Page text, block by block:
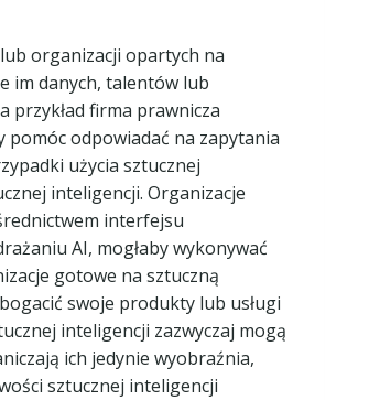
organizacji opartych na
im danych, talentów lub
przykład firma prawnicza
odpowiadać na zapytania
użycia sztucznej
inteligencji. Organizacje
interfejsu
AI, mogłaby wykonywać
gotowe na sztuczną
swoje produkty lub usługi
inteligencji zazwyczaj mogą
ich jedynie wyobraźnia,
sztucznej inteligencji